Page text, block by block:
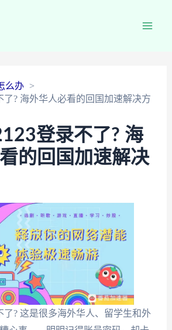
么办
了? 海外华人必看的回国加速解决方
登录不了? 海
的回国加速解决
了? 这是很多海外华人、留学生和外